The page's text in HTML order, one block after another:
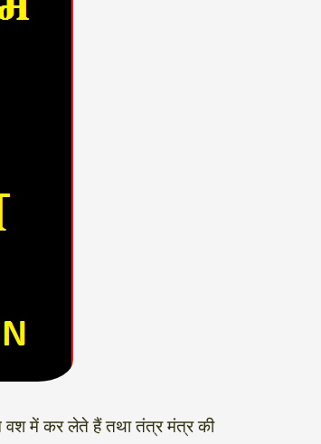
वश में कर लेते हैं तथा तंत्र मंत्र की